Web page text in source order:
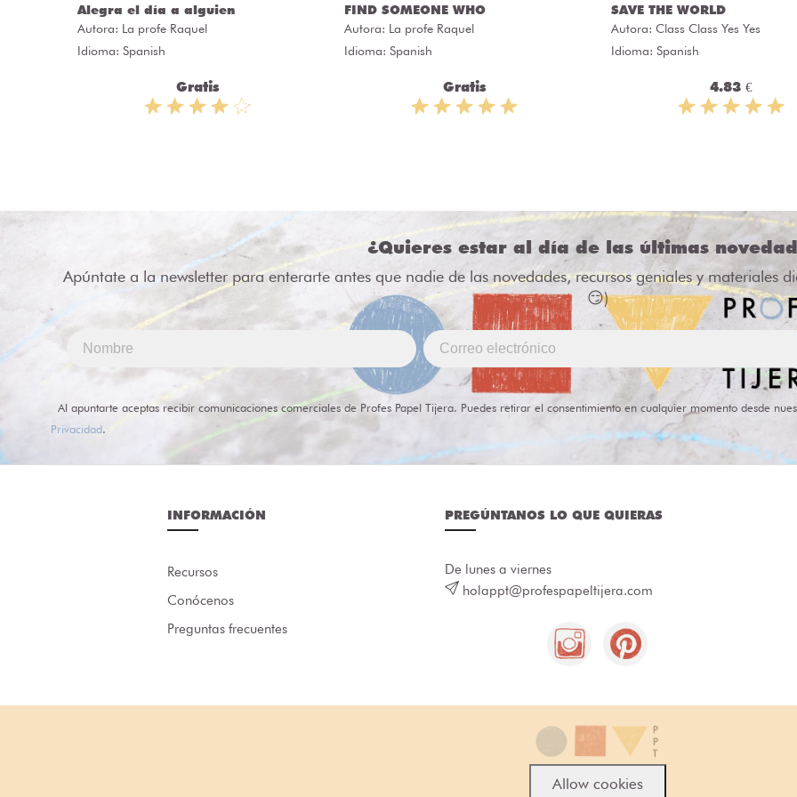
Alegra el día a alguien
Autora: La profe Raquel
Idioma: Spanish
Gratis
FIND SOMEONE WHO
Autora: La profe Raquel
Idioma: Spanish
Gratis
SAVE THE WORLD
Autora: Class Class Yes Yes
Idioma: Spanish
4.83 €
¿Quieres estar al día de las últimas
Apúntate a la newsletter para enterarte antes que nadie de las novedades, recursos geniales y materiales
😏)
Al apuntarte aceptas recibir comunicaciones comerciales de Profes Papel Tijera. Puedes retirar el consentimiento en cualquier momento desde
Privacidad.
INFORMACIÓN
Recursos
Conócenos
Preguntas frecuentes
PREGÚNTANOS LO QUE QUIERAS
De lunes a viernes
holappt@profespapeltijera.com
Allow cookies